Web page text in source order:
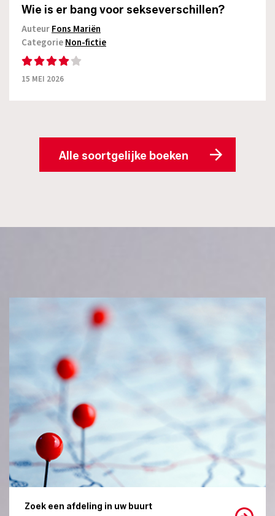
Wie is er bang voor sekseverschillen?
AuteurFons Mariën
CategorieNon-fictie
15 MEI 2026
Alle soortgelijke boeken
Zoek een afdeling in uw buurt